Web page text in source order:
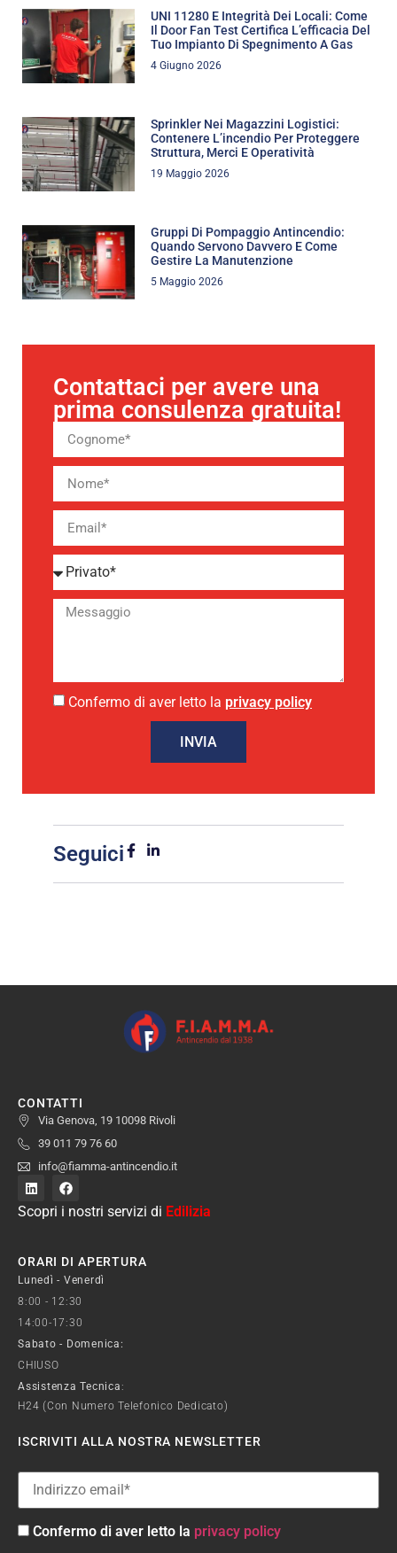
UNI 11280 E Integrità Dei Locali: Come
Il Door Fan Test Certifica L’efficacia Del
Tuo Impianto Di Spegnimento A Gas
4 Giugno 2026
Sprinkler Nei Magazzini Logistici:
Contenere L’incendio Per Proteggere
Struttura, Merci E Operatività
19 Maggio 2026
Gruppi Di Pompaggio Antincendio:
Quando Servono Davvero E Come
Gestire La Manutenzione
5 Maggio 2026
Contattaci per avere una
prima consulenza gratuita!
Confermo di aver letto la privacy policy
INVIA
Seguici
CONTATTI
Via Genova, 19 10098 Rivoli
39 011 79 76 60
info@fiamma-antincendio.it
Scopri i nostri servizi di Edilizia
ORARI DI APERTURA
Lunedì - Venerdì
8:00 - 12:30
14:00-17:30
Sabato - Domenica:
CHIUSO
Assistenza Tecnica :
H24 (con Numero Telefonico Dedicato)
ISCRIVITI ALLA NOSTRA NEWSLETTER
Confermo di aver letto la privacy policy